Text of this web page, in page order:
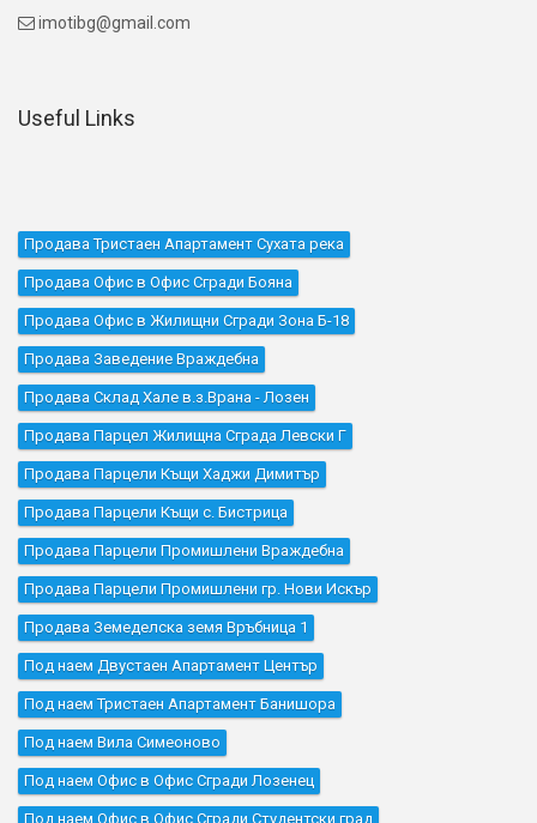
 imotibg@gmail.com
Useful Links
Продава Тристаен Апартамент Сухата река
Продава Офис в Офис Сгради Бояна
Продава Офис в Жилищни Сгради Зона Б-18
Продава Заведение Враждебна
Продава Склад Хале в.з.Врана - Лозен
Продава Парцел Жилищна Сграда Левски Г
Продава Парцели Къщи Хаджи Димитър
Продава Парцели Къщи с. Бистрица
Продава Парцели Промишлени Враждебна
Продава Парцели Промишлени гр. Нови Искър
Продава Земеделска земя Връбница 1
Под наем Двустаен Апартамент Център
Под наем Тристаен Апартамент Банишора
Под наем Вила Симеоново
Под наем Офис в Офис Сгради Лозенец
Под наем Офис в Офис Сгради Студентски град